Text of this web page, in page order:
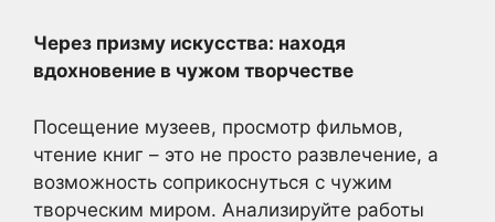
Через призму искусства: находя
вдохновение в чужом творчестве
Посещение музеев, просмотр фильмов,
чтение книг – это не просто развлечение, а
возможность соприкоснуться с чужим
творческим миром. Анализируйте работы